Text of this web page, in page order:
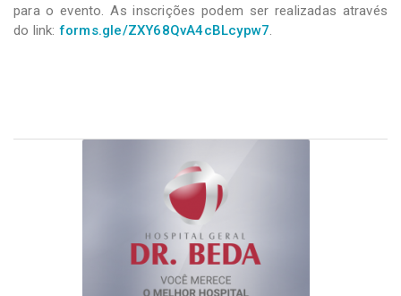
para o evento. As inscrições podem ser realizadas através
do link: forms.gle/ZXY68QvA4cBLcypw7